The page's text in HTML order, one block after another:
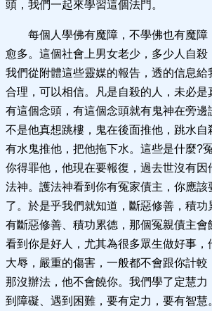
頭，我們一起來學習這個法門。
每個人學佛有魔障，不學佛也有魔障
愈多。這個社會上男女老少，多少人自殺
我們從附體這些靈媒的報告，透的信息給
合理，可以相信。凡是自殺的人，未必是
有這個念頭，有這個念頭就有鬼神在旁邊
不是他真想跳樓，鬼在後面推他，跳水自
有水鬼推他，把他拖下水。這些是什麼?
你得罪他，他現在要報復，過去世沒有因
法神。護法神看到你有冤家債主，你應該
了。於是乎我們就知道，斷惡修善，積
有斷惡修善、積功累德，那個冤親債主會
看到你是好人，尤其為很多眾生做好事，
大辱，嚴重的傷害，一般都不會跟你計較
那沒辦法，他不會饒你。我們學了定慧力
到障礙、遇到困難，要有定力，要有智慧